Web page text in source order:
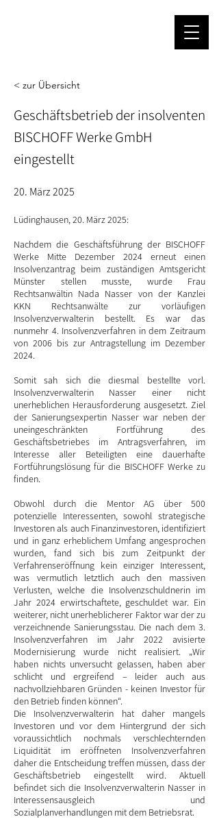
< zur Übersicht
Geschäftsbetrieb der insolventen
BISCHOFF Werke GmbH
eingestellt
20. März 2025
Lüdinghausen, 20. März 2025:
Nachdem die Geschäftsführung der BISCHOFF
Werke Mitte Dezember 2024 erneut einen
Insolvenzantrag beim zuständigen Amtsgericht
Münster stellen musste, wurde Frau
Rechtsanwältin Nada Nasser von der Kanzlei
KKN Rechtsanwälte zur vorläufigen
Insolvenzverwalterin bestellt. Es war das
nunmehr 4. Insolvenzverfahren in dem Zeitraum
von 2006 bis zur Antragstellung im Dezember
2024.
Somit sah sich die diesmal bestellte vorl.
Insolvenzverwalterin Nasser einer nicht
unerheblichen Herausforderung ausgesetzt. Ziel
der Sanierungsexpertin Nasser war neben der
uneingeschränkten Fortführung des
Geschäftsbetriebes im Antragsverfahren, im
Interesse aller Beteiligten eine dauerhafte
Fortführungslösung für die BISCHOFF Werke zu
finden.
Obwohl durch die Mentor AG über 500
potenzielle Interessenten, sowohl strategische
Investoren als auch Finanzinvestoren, identifiziert
und in ganz erheblichem Umfang angesprochen
wurden, fand sich bis zum Zeitpunkt der
Verfahrenseröffnung kein einziger Interessent,
was vermutlich letztlich auch den massiven
Verlusten, welche die Insolvenzschuldnerin im
Jahr 2024 erwirtschaftete, geschuldet war. Ein
weiterer, nicht unerheblicherer Faktor war der zu
verzeichnende Sanierungsstau. Die nach dem 3.
Insolvenzverfahren im Jahr 2022 avisierte
Modernisierung wurde nicht realisiert. „Wir
haben nichts unversucht gelassen, haben aber
schlicht und ergreifend – leider auch aus
nachvollziehbaren Gründen - keinen Investor für
den Betrieb finden können“.
Die Insolvenzverwalterin hat daher mangels
Investoren und vor dem Hintergrund der sich
voraussichtlich nochmals verschlechternden
Liquidität im eröffneten Insolvenzverfahren
daher die Entscheidung treffen müssen, dass der
Geschäftsbetrieb eingestellt wird. Aktuell
befindet sich die Insolvenzverwalterin Nasser in
Interessensausgleich und
Sozialplanverhandlungen mit dem Betriebsrat.